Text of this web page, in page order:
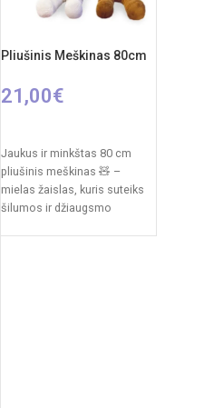
Priežiūra:pliušas skalbiamas
Kilmės šalis:Italija /
Pliušinis Meškinas 80cm
21,00€
Jaukus ir minkštas 80 cm
pliušinis meškinas 🧸 –
mielas žaislas, kuris suteiks
šilumos ir džiaugsmo